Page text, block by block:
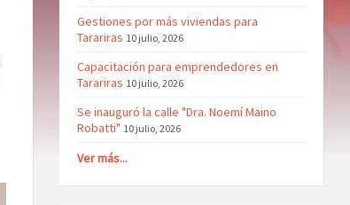
Gestiones por más viviendas para
Tarariras 10 julio, 2026
Capacitación para emprendedores en
Tarariras 10 julio, 2026
Se inauguró la calle "Dra. Noemí Maino
Robatti" 10 julio, 2026
Ver más...